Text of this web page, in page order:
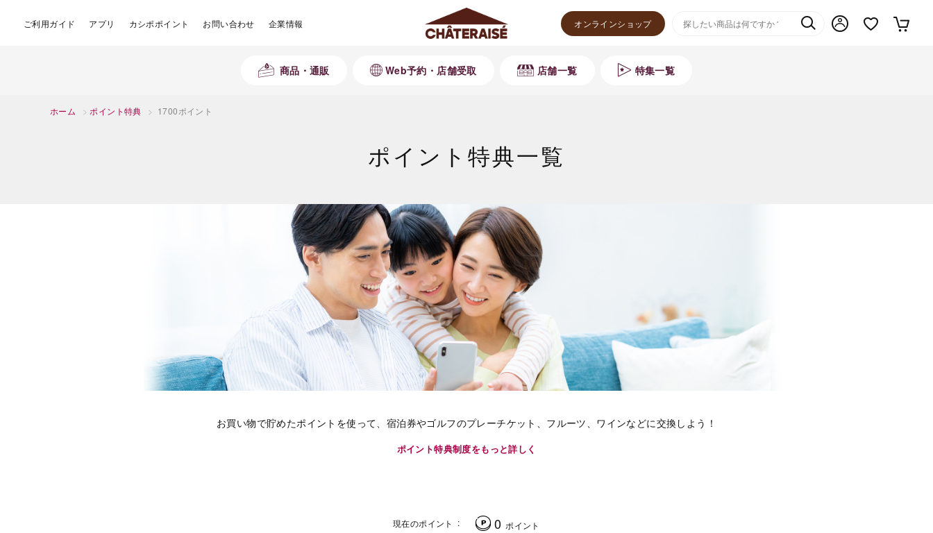
ご利用ガイド アプリ カシポポイント お問い合わせ 企業情報 オンラインショップ
商品・通販 Web予約・店舗受取 店舗一覧 特集一覧
ホーム > ポイント特典 > 1700ポイント
ポイント特典一覧
お買い物で貯めたポイントを使って、宿泊券やゴルフのプレーチケット、フルーツ、ワインなどに交換しよう！
ポイント特典制度をもっと詳しく
現在のポイント 0 ポイント